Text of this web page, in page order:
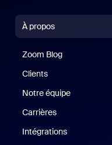
À propos
Zoom Blog
Clients
Notre équipe
Carrières
Intégrations